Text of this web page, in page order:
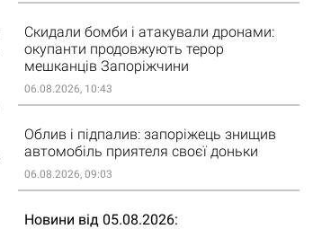
Скидали бомби і атакували дронами:
окупанти продовжують терор
мешканців Запоріжчини
06.08.2026, 10:43
Облив і підпалив: запоріжець знищив
автомобіль приятеля своєї доньки
06.08.2026, 09:03
Новини від 05.08.2026